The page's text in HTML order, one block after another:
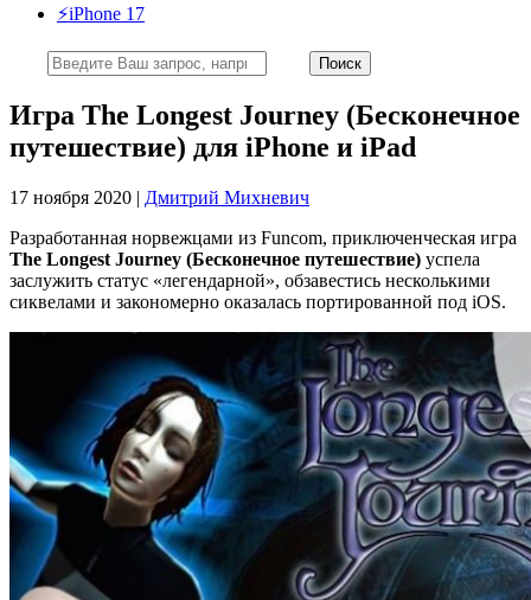
⚡️iPhone 17
Игра The Longest Journey (Бесконечное
путешествие) для iPhone и iPad
17 ноября 2020 | Дмитрий Михневич
Разработанная норвежцами из Funcom, приключенческая игра
The Longest Journey (Бесконечное путешествие) успела
заслужить статус «легендарной», обзавестись несколькими
сиквелами и закономерно оказалась портированной под iOS.